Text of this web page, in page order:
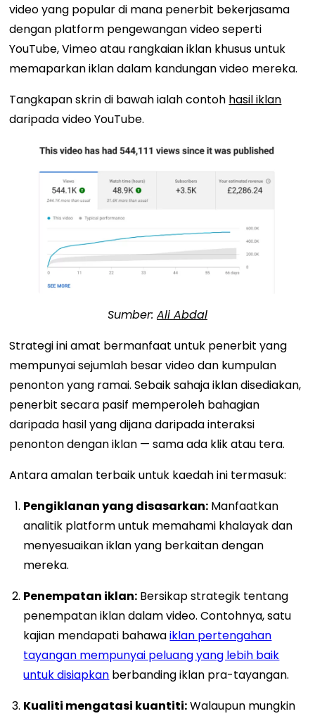
video yang popular di mana penerbit bekerjasama
dengan platform pengewangan video seperti
YouTube, Vimeo atau rangkaian iklan khusus untuk
memaparkan iklan dalam kandungan video mereka.
Tangkapan skrin di bawah ialah contoh hasil iklan
daripada video YouTube.
Sumber: Ali Abdal
Strategi ini amat bermanfaat untuk penerbit yang
mempunyai sejumlah besar video dan kumpulan
penonton yang ramai. Sebaik sahaja iklan disediakan,
penerbit secara pasif memperoleh bahagian
daripada hasil yang dijana daripada interaksi
penonton dengan iklan — sama ada klik atau tera.
Antara amalan terbaik untuk kaedah ini termasuk:
Pengiklanan yang disasarkan: Manfaatkan
analitik platform untuk memahami khalayak dan
menyesuaikan iklan yang berkaitan dengan
mereka.
Penempatan iklan: Bersikap strategik tentang
penempatan iklan dalam video. Contohnya, satu
kajian mendapati bahawaiklan pertengahan
tayangan mempunyai peluang yang lebih baik
untuk disiapkan berbanding iklan pra-tayangan.
Kualiti mengatasi kuantiti:Walaupun mungkin